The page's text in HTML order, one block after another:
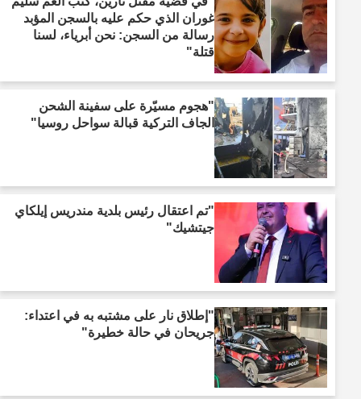
غوران الذي حكم عليه بالسجن المؤبد
رسالة من السجن: نحن أبرياء، لسنا
قتلة"
"هجوم مسيّرة على سفينة الشحن
الجاف التركية قبالة سواحل روسيا"
"تم اعتقال رئيس بلدية مندريس إيلكاي
جيتشيك"
"إطلاق نار على مشتبه به في اعتداء:
جريحان في حالة خطيرة"